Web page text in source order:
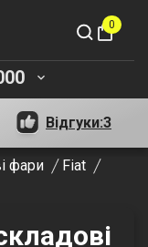
shopping_bag
0
keyboard_arrow_down
Відгуки:3
фари
Fiat